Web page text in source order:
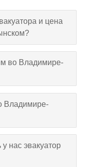
и цена
во Владимире-
Владимире-
у нас эвакуатор